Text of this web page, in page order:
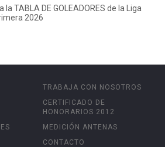
la TABLA DE GOLEADORES de la Liga
2026
TRABAJA CON NOSOTROS
CERTIFICADO DE
HONORARIOS 2012
MEDICIÓN ANTENAS
CONTACTO